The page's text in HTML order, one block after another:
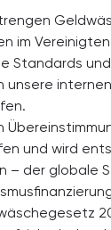
im
Standards
unsere
und wird
– der